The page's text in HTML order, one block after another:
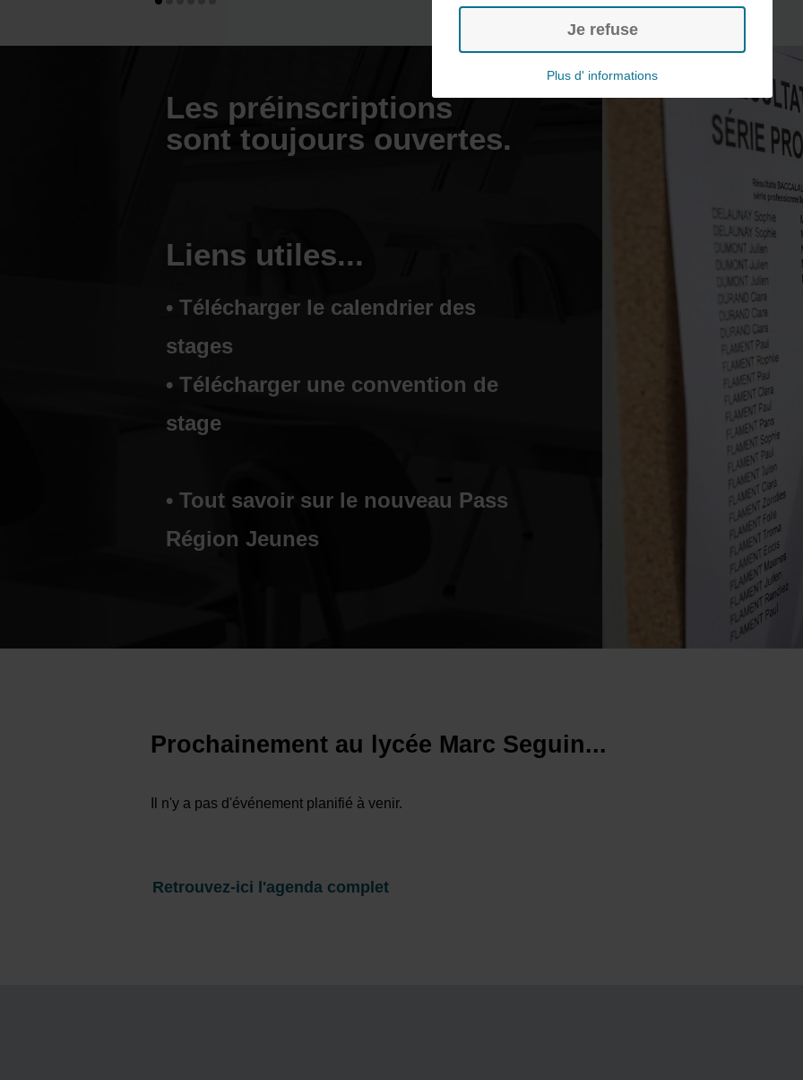
Les préinscriptions
sont toujours ouvertes.
Liens utiles...
• Télécharger le calendrier des
stages
• Télécharger une convention de
stage
• Tout savoir sur le nouveau Pass
Région Jeunes
Prochainement au lycée Marc Seguin...
Il n'y a pas d'événement planifié à venir.
Retrouvez-ici l'agenda complet
Je refuse
Plus d' informations